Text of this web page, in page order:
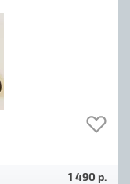
1 490 р.